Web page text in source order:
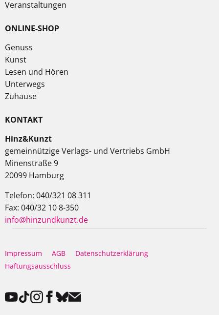
Veranstaltungen
ONLINE-SHOP
Genuss
Kunst
Lesen und Hören
Unterwegs
Zuhause
KONTAKT
Hinz&Kunzt
gemeinnützige Verlags- und Vertriebs GmbH
Minenstraße 9
20099 Hamburg
Telefon: 040/321 08 311
Fax: 040/32 10 8-350
info@hinzundkunzt.de
Impressum AGB
Datenschutzerklärung
Haftungsausschluss